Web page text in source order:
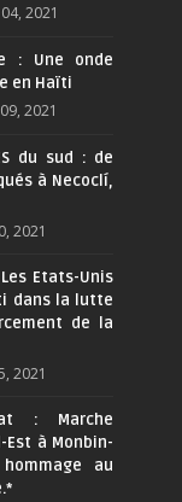
2021
: Une onde
en Haïti
2021
du sud : de
à Necoclí,
2021
Etats-Unis
dans la lutte
de la
2021
: Marche
à Monbin-
au